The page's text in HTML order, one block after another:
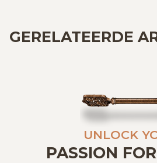
GERELATEERDE
UNLOCK
PASSION